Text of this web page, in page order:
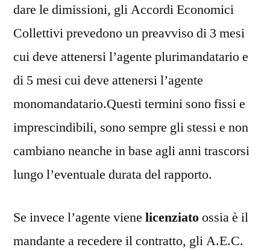
dare le dimissioni, gli Accordi Economici
Collettivi prevedono un preavviso di 3 mesi
cui deve attenersi l’agente plurimandatario e
di 5 mesi cui deve attenersi l’agente
monomandatario.Questi termini sono fissi e
imprescindibili, sono sempre gli stessi e non
cambiano neanche in base agli anni trascorsi
lungo l’eventuale durata del rapporto.
Se invece l’agente viene licenziatoossia è il
mandante a recedere il contratto, gli A.E.C.